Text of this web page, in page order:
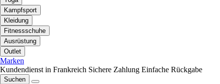
Kampfsport
Kleidung
Fitnessschuhe
Ausrüstung
Outlet
Marken
Kundendienst in Frankreich Sichere Zahlung Einfache Rückgabe
Suchen